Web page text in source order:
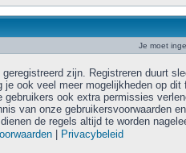
Je moet
zijn. Registreren duurt
je ook veel meer mogelijkheden op dit
gebruikers ook extra permissies
van onze gebruikersvoorwaarden en
de regels altijd te worden
Privacybeleid